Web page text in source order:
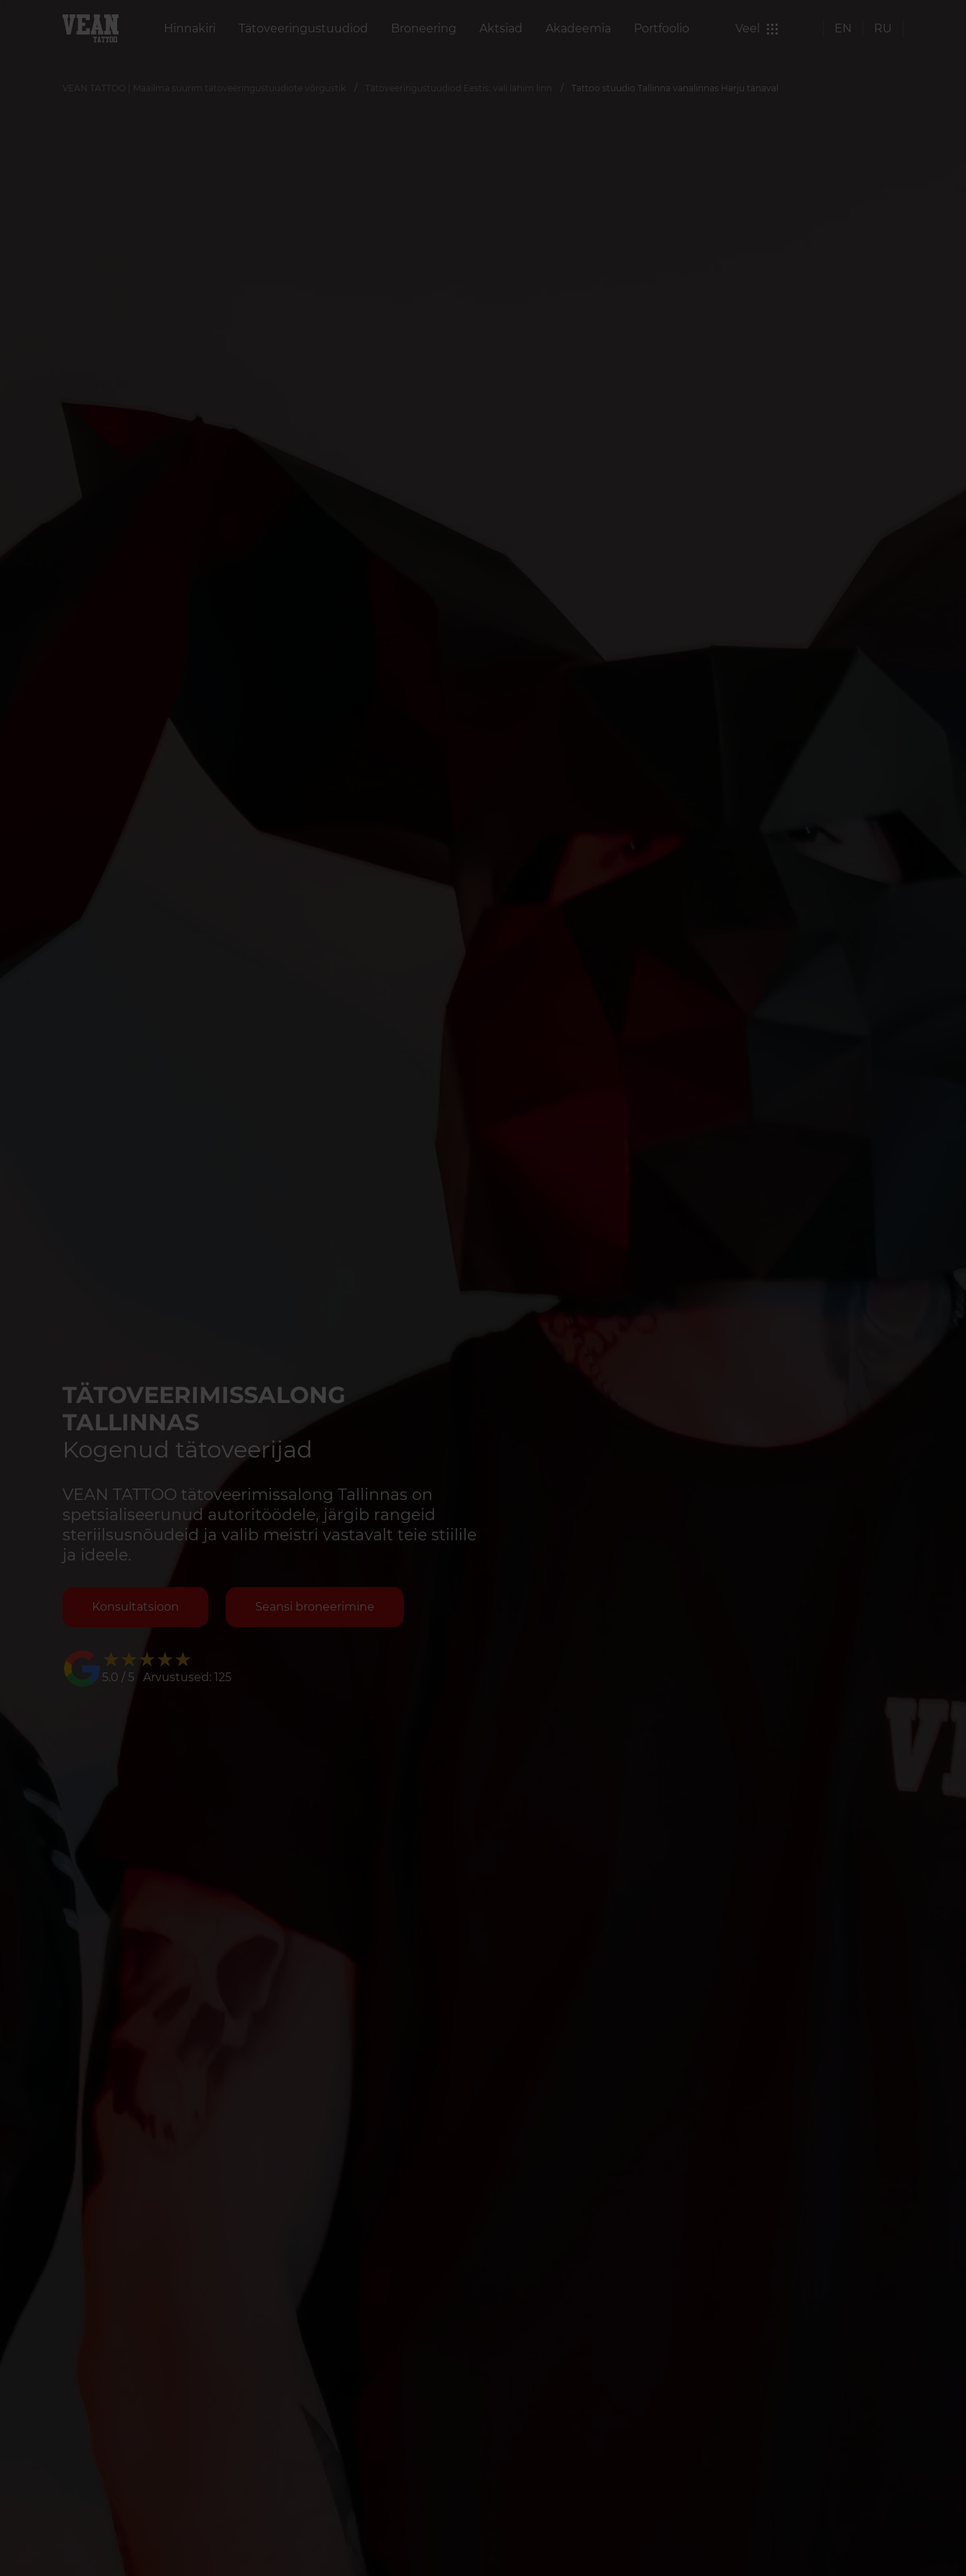
Hinnakiri Tätoveeringustuudiod Broneering Aktsiad Akadeemia Portfoolio Veel EN RU
VEAN TATTOO | Maailma suurim tätoveeringustuudiote võrgustik Tätoveeringustuudiod Eestis: vali lähim linn Tattoo stuudio Tallinna vanalinnas Harju tänaval
TÄTOVEERIMISSALONG
TALLINNAS
Kogenud tätoveerijad
VEAN TATTOO tätoveerimissalong Tallinnas on
spetsialiseerunud autoritöödele, järgib rangeid
steriilsusnõudeid ja valib meistri vastavalt teie stiilile
ja ideele.
Konsultatsioon Seansi broneerimine
★★★★★
★★★★★
5.0 / 5 Arvustused: 125